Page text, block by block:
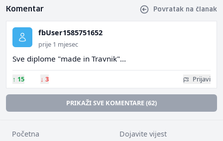
Komentar Povratak na članak
fbUser1585751652
prije 1 mjesec
Sve diplome "made in Travnik"...
↑ 15 ↓ 3 Prijavi
PRIKAŽI SVE KOMENTARE (62)
Početna Dojavite vijest